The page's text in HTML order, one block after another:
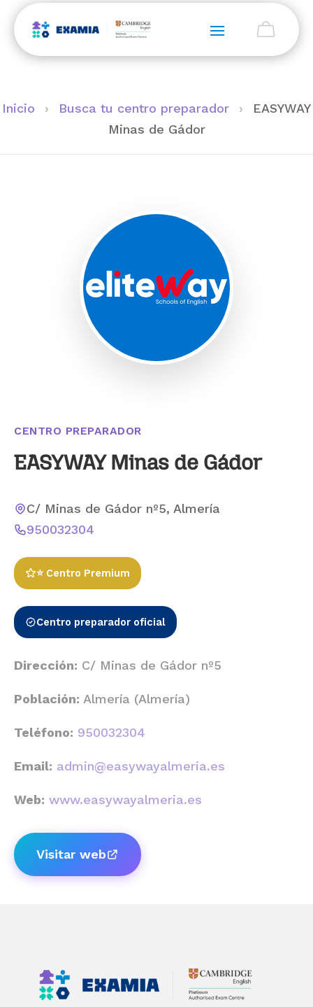
Inicio › Busca tu centro preparador ›
EASYWAY
Minas de Gádor
CENTRO PREPARADOR
EASYWAY Minas de Gádor
C/ Minas de Gádor nº5, Almería
950032304
⭐ Centro Premium
Centro preparador oficial
Dirección: C/ Minas de Gádor nº5
Población: Almería (Almería)
Teléfono: 950032304
Email: admin@easywayalmeria.es
Web: www.easywayalmeria.es
Visitar web